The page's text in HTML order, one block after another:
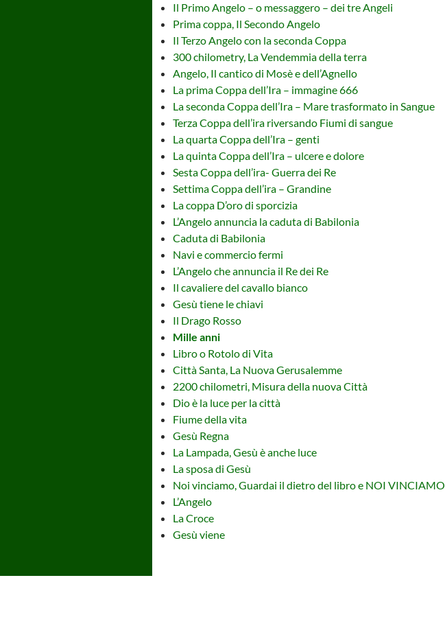
Il Primo Angelo – o messaggero – dei tre Angeli
Prima coppa, Il Secondo Angelo
Il Terzo Angelo con la seconda Coppa
300 chilometry, La Vendemmia della terra
Angelo, Il cantico di Mosè e dell’Agnello
La prima Coppa dell’Ira – immagine 666
La seconda Coppa dell’Ira – Mare trasformato in Sangue
Terza Coppa dell’ira riversando Fiumi di sangue
La quarta Coppa dell’Ira – genti
La quinta Coppa dell’Ira – ulcere e dolore
Sesta Coppa dell’ira- Guerra dei Re
Settima Coppa dell’ira – Grandine
La coppa D’oro di sporcizia
L’Angelo annuncia la caduta di Babilonia
Caduta di Babilonia
Navi e commercio fermi
L’Angelo che annuncia il Re dei Re
Il cavaliere del cavallo bianco
Gesù tiene le chiavi
Il Drago Rosso
Mille anni
Libro o Rotolo di Vita
Città Santa, La Nuova Gerusalemme
2200 chilometri, Misura della nuova Città
Dio è la luce per la città
Fiume della vita
Gesù Regna
La Lampada, Gesù è anche luce
La sposa di Gesù
Noi vinciamo, Guardai il dietro del libro e NOI VINCIAMO
L’Angelo
La Croce
Gesù viene